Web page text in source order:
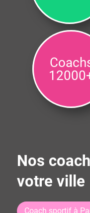
Nos
votre ville
Coach sportif à